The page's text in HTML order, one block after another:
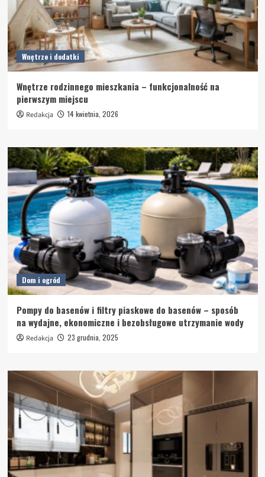
Wnętrze i dodatki
Wnętrze rodzinnego mieszkania – funkcjonalność na
pierwszym miejscu
Redakcja 14 kwietnia, 2026
Dom i ogród
Pompy do basenów i filtry piaskowe do basenów – sposób
na wydajne, ekonomiczne i bezobsługowe utrzymanie wody
Redakcja 23 grudnia, 2025